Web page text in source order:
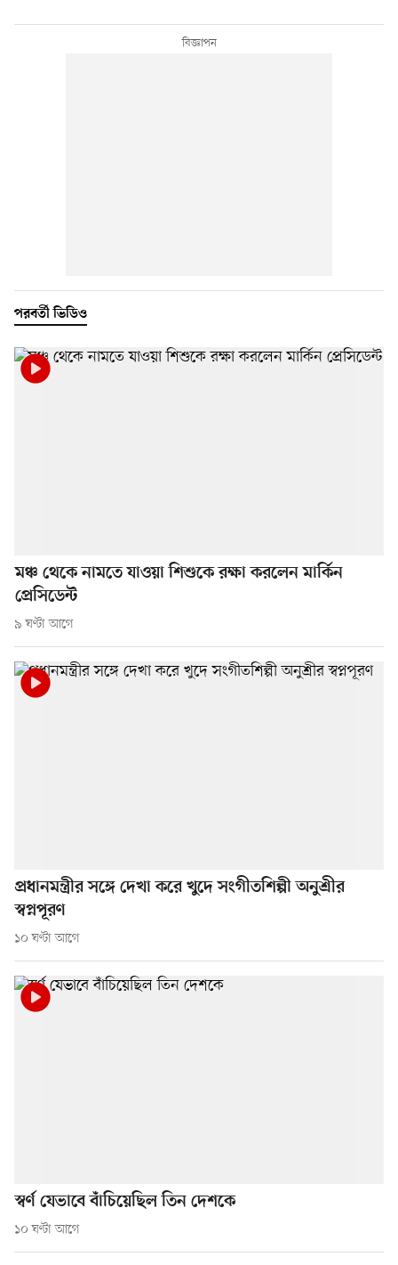
পরবর্তী ভিডিও
মঞ্চ থেকে নামতে যাওয়া শিশুকে রক্ষা করলেন মার্কিন
প্রেসিডেন্ট
৯ ঘণ্টা আগে
প্রধানমন্ত্রীর সঙ্গে দেখা করে খুদে সংগীতশিল্পী অনুশ্রীর
স্বপ্নপূরণ
১০ ঘণ্টা আগে
স্বর্ণ যেভাবে বাঁচিয়েছিল তিন দেশকে
১০ ঘণ্টা আগে